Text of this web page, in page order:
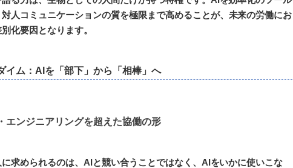
人コミュニケーションの質を極限まで高めることが、未来の労働にお
化要因となります。
イム：AIを「部下」から「相棒」へ
エンジニアリングを超えた協働の形
求められるのは、AIと競い合うことではなく、AIをいかに使いこな